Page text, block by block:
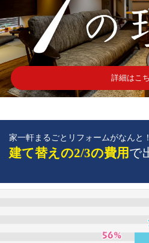
詳細はこ
家一軒まるごとリフォームがなんと！
建て替えの2/3の費用で